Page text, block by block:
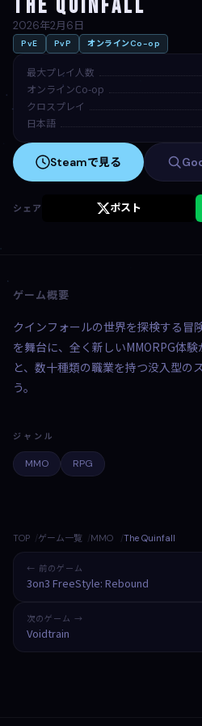
The Quinfall
2026年2月6日
PvE PvP オンラインCo-op
最大プレイ人数
オンラインCo-op
クロスプレイ
日本語
Steamで見る
シェア ポスト
ゲーム概要
クインフォールの世界を探検する冒
を舞台に、全く新しいMMORPG体
と、数十種類の職業を持つ没入型の
う。
ジャンル
MMO RPG
TOP ゲーム一覧 MMO The Quinfall
← 前のゲーム
3on3 FreeStyle: Rebound
次のゲーム →
Voidtrain